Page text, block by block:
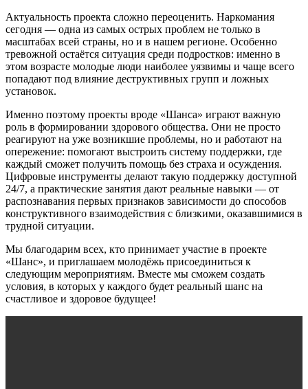
Актуальность проекта сложно переоценить. Наркомания
сегодня — одна из самых острых проблем не только в
масштабах всей страны, но и в нашем регионе. Особенно
тревожной остаётся ситуация среди подростков: именно в
этом возрасте молодые люди наиболее уязвимы и чаще всего
попадают под влияние деструктивных групп и ложных
установок.
Именно поэтому проекты вроде «Шанса» играют важную
роль в формировании здорового общества. Они не просто
реагируют на уже возникшие проблемы, но и работают на
опережение: помогают выстроить систему поддержки, где
каждый сможет получить помощь без страха и осуждения.
Цифровые инструменты делают такую поддержку доступной
24/7, а практические занятия дают реальные навыки — от
распознавания первых признаков зависимости до способов
конструктивного взаимодействия с близкими, оказавшимися в
трудной ситуации.
Мы благодарим всех, кто принимает участие в проекте
«Шанс», и приглашаем молодёжь присоединиться к
следующим мероприятиям. Вместе мы сможем создать
условия, в которых у каждого будет реальный шанс на
счастливое и здоровое будущее!